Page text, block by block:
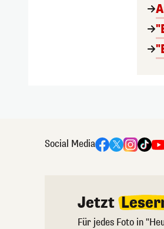
Social Media
Jetzt
Für jedes Foto in